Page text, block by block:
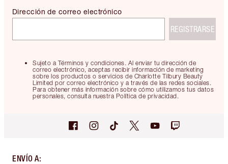
Sujeto a Términos y condiciones. Al enviar tu dirección de
correo electrónico, aceptas recibir información de marketing
sobre los productos o servicios de Charlotte Tilbury Beauty
Limited por correo electrónico y a través de las redes sociales.
Para obtener más información sobre cómo utilizamos tus datos
personales, consulta nuestra Política de privacidad.
Dirección de correo electrónico
REGISTRARSE
ENVÍO A: